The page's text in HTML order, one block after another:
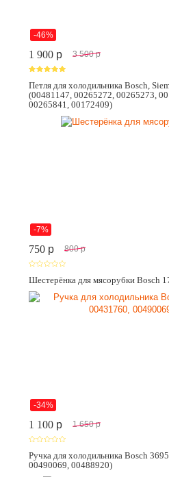
-46%
1 900 p 3 500 p
Петля для холодильника Bosch,
(00481147, 00265272, 00265273,
00265841, 00172409)
-7%
750 p 800 p
Шестерёнка для мясорубки Bosch
-34%
1 100 p 1 650 p
Ручка для холодильника Bosch
00490069, 00488920)